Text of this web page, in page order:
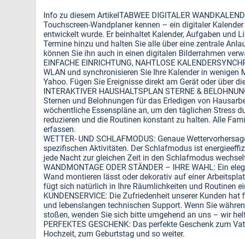
Info zu diesem ArtikelTABWEE DIGITALER
Touchscreen-Wandplaner kennen – ein digitaler
entwickelt wurde. Er beinhaltet Kalender, Aufgaben und
Termine hinzu und halten Sie alle über eine zentrale
können Sie ihn auch in einen digitalen Bilderrahmen
EINFACHE EINRICHTUNG, NAHTLOSE
WLAN und synchronisieren Sie Ihre Kalender in
Yahoo. Fügen Sie Ereignisse direkt am Gerät oder über
INTERAKTIVER HAUSHALTSPLAN STERNE &
Sternen und Belohnungen für das Erledigen von
wöchentliche Essenspläne an, um den täglichen Stress
reduzieren und die Routinen konstant zu halten. Alle
erfassen.
WETTER- UND SCHLAFMODUS: Genaue
spezifischen Aktivitäten. Der Schlafmodus ist
jede Nacht zur gleichen Zeit in den Schlafmodus
WANDMONTAGE ODER STÄNDER – IHRE WAHL: Ein
Wand montieren lässt oder dekorativ auf einer
fügt sich natürlich in Ihre Räumlichkeiten und Routinen
KUNDENSERVICE: Die Zufriedenheit unserer Kunden
und lebenslangen technischen Support. Wenn Sie
stoßen, wenden Sie sich bitte umgehend an uns – wir
PERFEKTES GESCHENK: Das perfekte Geschenk zum
Hochzeit, zum Geburtstag und so weiter.